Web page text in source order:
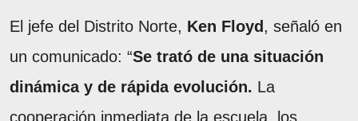
El jefe del Distrito Norte, Ken Floyd , señaló en
un comunicado: “Se trató de una situación
dinámica y de rápida evolución. La
cooperación inmediata de la escuela, los